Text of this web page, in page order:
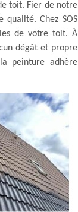
toit. Fier de notre
qualité. Chez SOS
de votre toit. À
dégât et propre
peinture adhère